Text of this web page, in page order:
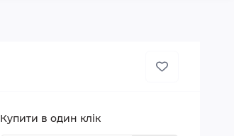
Купити в один клік